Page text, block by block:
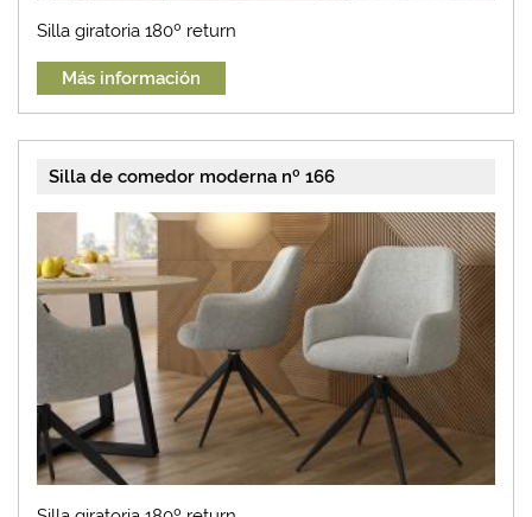
Silla giratoria 180º return
Más información
Silla de comedor moderna nº 166